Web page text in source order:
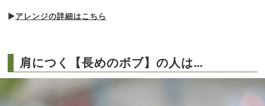
▶︎アレンジの詳細はこちら
肩につく【長めのボブ】の人は…